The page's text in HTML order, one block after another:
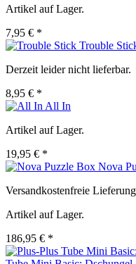
Artikel auf Lager.
7,95 € *
Trouble
Derzeit leider nicht lieferbar.
8,95 € *
All In
Artikel auf Lager.
19,95 € *
Nova
Versandkostenfreie
Artikel auf Lager.
186,95 € *